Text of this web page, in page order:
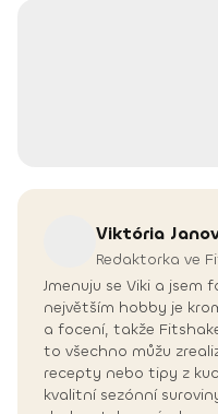
Viktória
Redaktorka ve
Jmenuju se Viki a
největším hobby je
a focení, takže
to všechno můžu
recepty nebo tipy z
kvalitní sezónní